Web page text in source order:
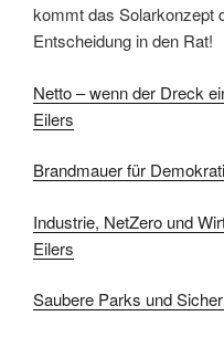
kommt das Solarkonzept
Entscheidung in den Rat!
Netto – wenn der Dreck
Eilers
Brandmauer für
Industrie, NetZero und
Eilers
Saubere Parks und